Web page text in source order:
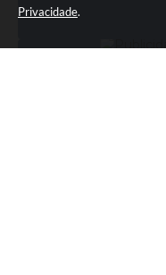
Privacidade.